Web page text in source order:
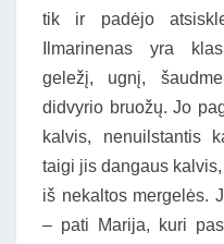
tik ir padėjo
Ilmarinenas yra
geležį, ugnį,
didvyrio bruožų. Jo
kalvis, nenuilstantis
taigi jis dangaus
iš nekaltos mergelės.
– pati Marija, kuri